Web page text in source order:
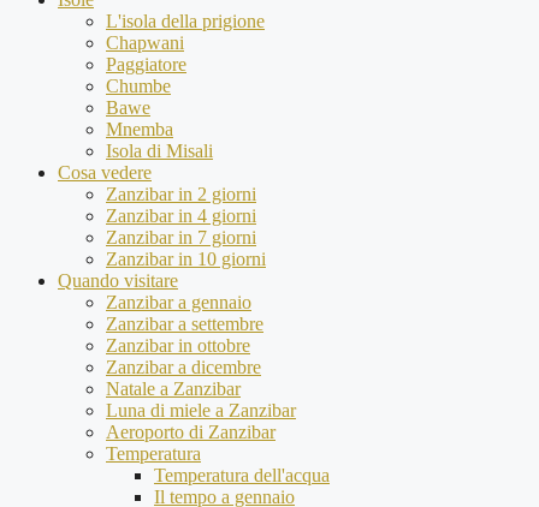
L'isola della prigione
Chapwani
Paggiatore
Chumbe
Bawe
Mnemba
Isola di Misali
Cosa vedere
Zanzibar in 2 giorni
Zanzibar in 4 giorni
Zanzibar in 7 giorni
Zanzibar in 10 giorni
Quando visitare
Zanzibar a gennaio
Zanzibar a settembre
Zanzibar in ottobre
Zanzibar a dicembre
Natale a Zanzibar
Luna di miele a Zanzibar
Aeroporto di Zanzibar
Temperatura
Temperatura dell'acqua
Il tempo a gennaio